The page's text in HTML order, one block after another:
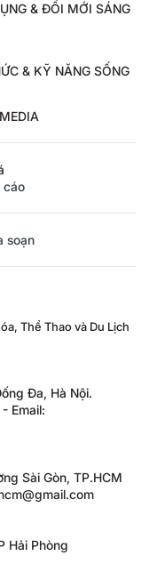
& ĐỔI MỚI SÁNG
& KỸ NĂNG SỐNG
cáo
soạn
Thể Thao và Du Lịch
Đa, Hà Nội.
Email:
Sài Gòn, TP.HCM
Hải Phòng